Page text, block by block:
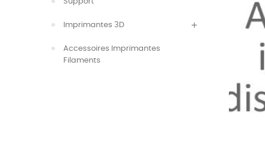
Imprimantes 3D
Accessoires Imprimantes
Filaments